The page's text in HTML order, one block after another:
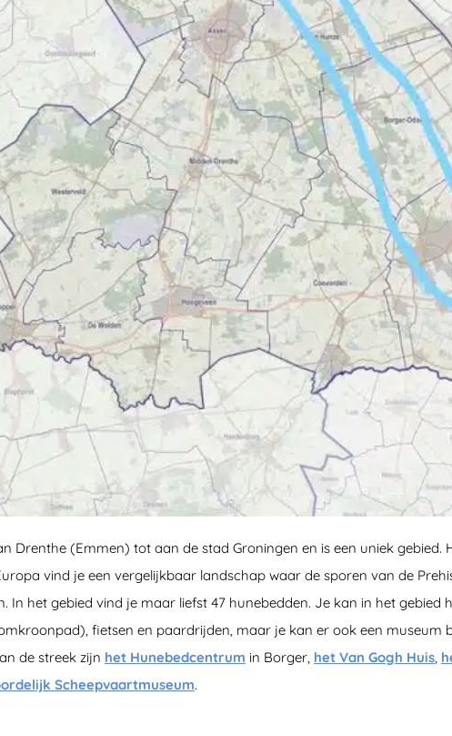
Drenthe (Emmen) tot aan de stad Groningen en is een uniek gebied.
vind je een vergelijkbaar landschap waar de sporen van de
In het gebied vind je maar liefst 47 hunebedden. Je kan in het gebied
fietsen en paardrijden, maar je kan er ook een museum
de streek zijn het Hunebedcentrum in Borger, het Van Gogh Huis,
Scheepvaartmuseum.